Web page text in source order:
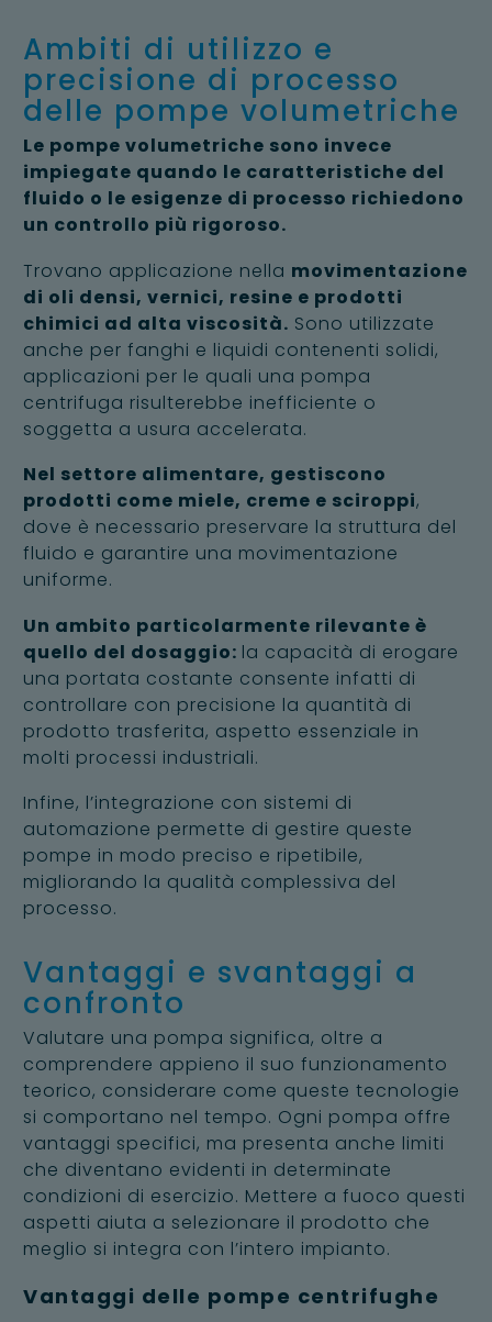
Ambiti di utilizzo e
precisione di processo
delle pompe volumetriche
Le pompe volumetriche sono invece
impiegate quando le caratteristiche del
fluido o le esigenze di processo richiedono
un controllo più rigoroso.
Trovano applicazione nella movimentazione
di oli densi, vernici, resine e prodotti
chimici ad alta viscosità. Sono utilizzate
anche per fanghi e liquidi contenenti solidi,
applicazioni per le quali una pompa
centrifuga risulterebbe inefficiente o
soggetta a usura accelerata.
Nel settore alimentare, gestiscono
prodotti come miele, creme e sciroppi,
dove è necessario preservare la struttura del
fluido e garantire una movimentazione
uniforme.
Un ambito particolarmente rilevante è
quello del dosaggio: la capacità di erogare
una portata costante consente infatti di
controllare con precisione la quantità di
prodotto trasferita, aspetto essenziale in
molti processi industriali.
Infine, l’integrazione con sistemi di
automazione permette di gestire queste
pompe in modo preciso e ripetibile,
migliorando la qualità complessiva del
processo.
Vantaggi e svantaggi a
confronto
Valutare una pompa significa, oltre a
comprendere appieno il suo funzionamento
teorico, considerare come queste tecnologie
si comportano nel tempo. Ogni pompa offre
vantaggi specifici, ma presenta anche limiti
che diventano evidenti in determinate
condizioni di esercizio. Mettere a fuoco questi
aspetti aiuta a selezionare il prodotto che
meglio si integra con l’intero impianto.
Vantaggi delle pompe centrifughe